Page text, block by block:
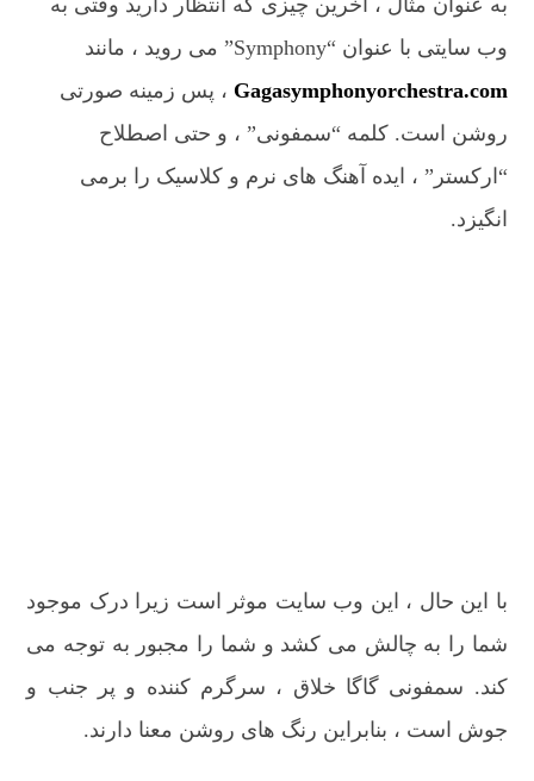
وب سایتی با عنوان “Symphony” می روید ، مانند
Gagasymphonyorchestra.com ، پس زمینه صورتی
روشن است. کلمه “سمفونی” ، و حتی اصطلاح
“ارکستر” ، ایده آهنگ های نرم و کلاسیک را برمی
انگیزد.
با این حال ، این وب سایت موثر است زیرا درک موجود
شما را به چالش می کشد و شما را مجبور به توجه می
کند. سمفونی گاگا خلاق ، سرگرم کننده و پر جنب و
جوش است ، بنابراین رنگ های روشن معنا دارند.